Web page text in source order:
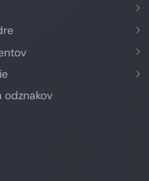
odznakov